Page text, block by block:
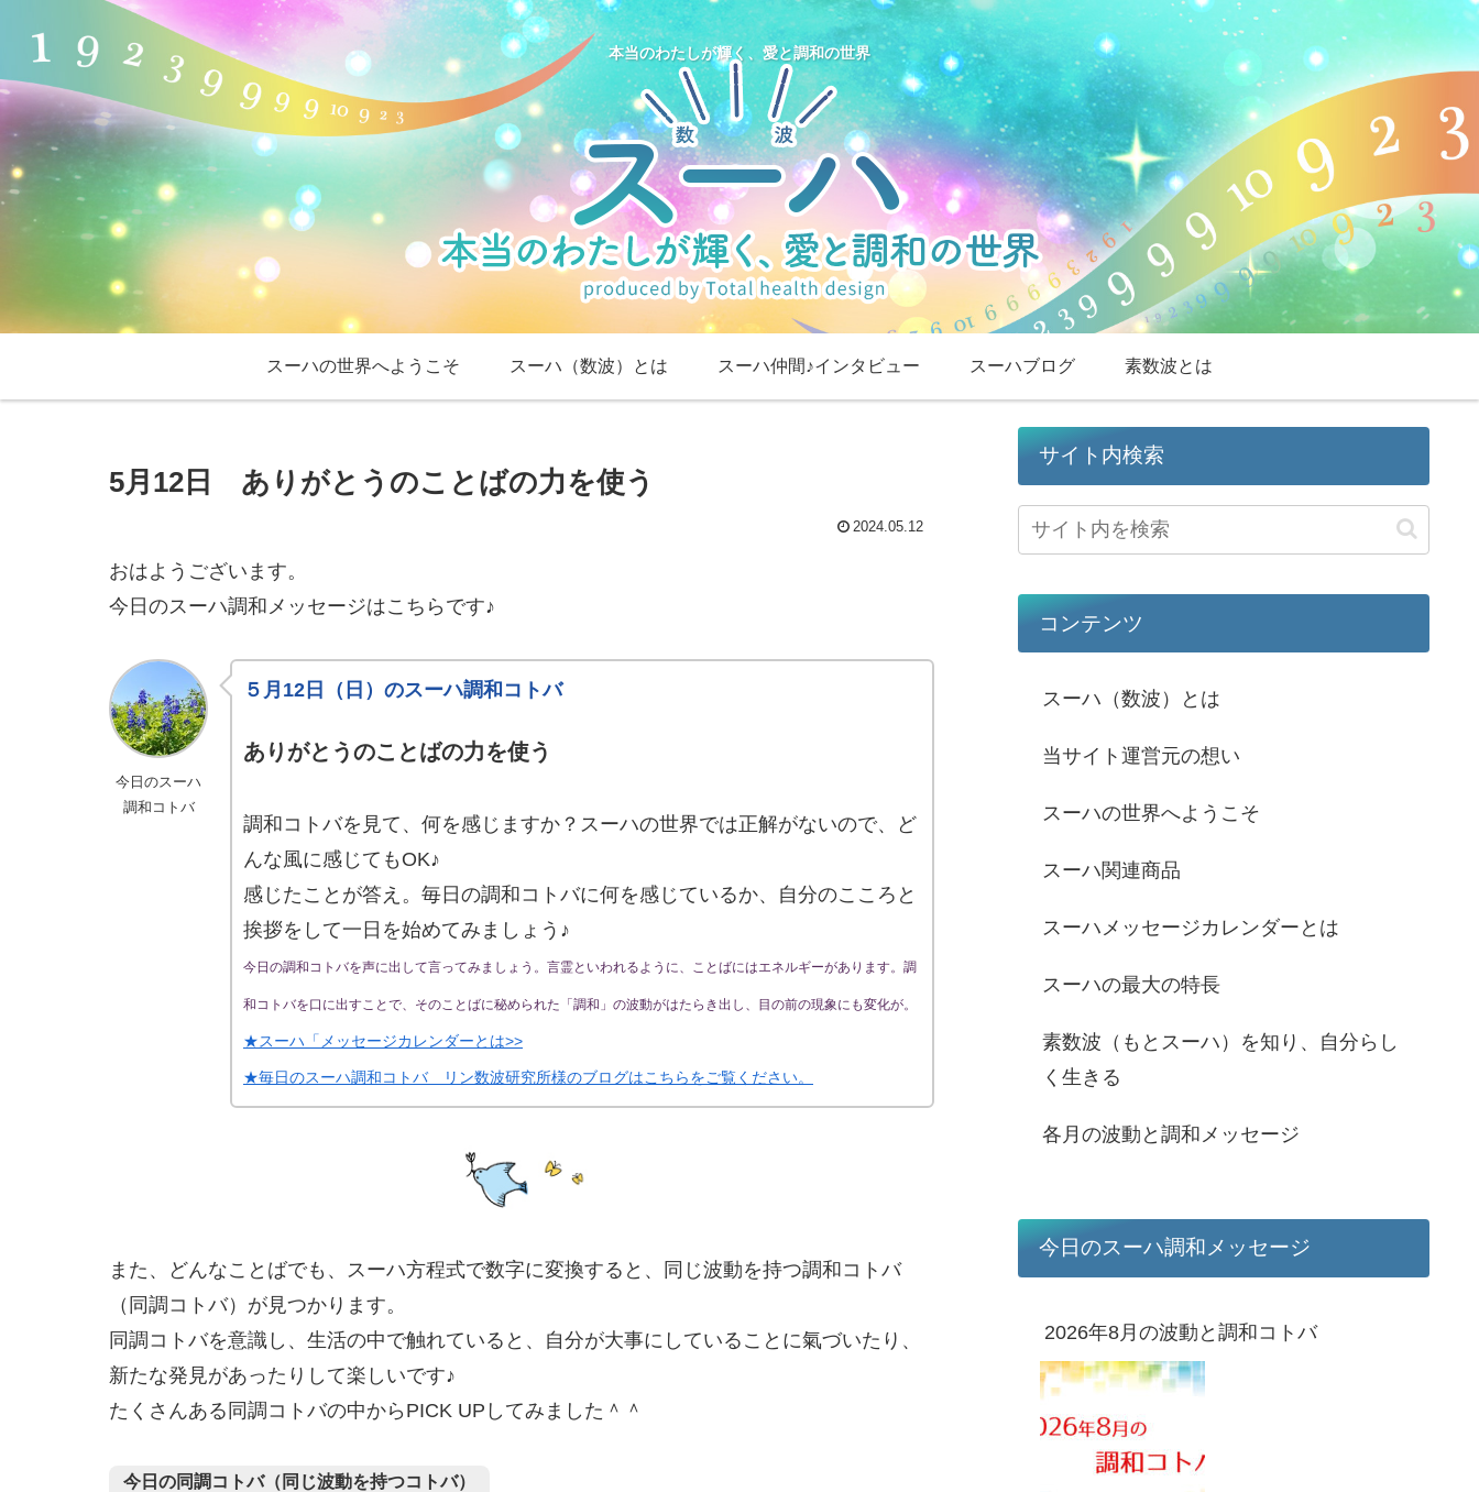
本当のわたしが輝く、愛と調和の世界
スーハの世界へようこそ スーハ（数波）とは スーハ仲間♪インタビュー スーハブログ 素数波とは
5月12日 ありがとうのことばの力を使う
2024.05.12
おはようございます。
今日のスーハ調和メッセージはこちらです♪
今日のスーハ
調和コトバ
５月12日（日）のスーハ調和コトバ
ありがとうのことばの力を使う
調和コトバを見て、何を感じますか？スーハの世界では正解がないので、ど
んな風に感じてもOK♪
感じたことが答え。毎日の調和コトバに何を感じているか、自分のこころと
挨拶をして一日を始めてみましょう♪
今日の調和コトバを声に出して言ってみましょう。言霊といわれるように、ことばにはエネルギーがあります。調
和コトバを口に出すことで、そのことばに秘められた「調和」の波動がはたらき出し、目の前の現象にも変化が。
★スーハ「メッセージカレンダーとは>>
★毎日のスーハ調和コトバ リン数波研究所様のブログはこちらをご覧ください。
また、どんなことばでも、スーハ方程式で数字に変換すると、同じ波動を持つ調和コトバ
（同調コトバ）が見つかります。
同調コトバを意識し、生活の中で触れていると、自分が大事にしていることに氣づいたり、
新たな発見があったりして楽しいです♪
たくさんある同調コトバの中からPICK UPしてみました＾＾
今日の同調コトバ（同じ波動を持つコトバ）
サイト内検索
コンテンツ
スーハ（数波）とは
当サイト運営元の想い
スーハの世界へようこそ
スーハ関連商品
スーハメッセージカレンダーとは
スーハの最大の特長
素数波（もとスーハ）を知り、自分らし
く生きる
各月の波動と調和メッセージ
今日のスーハ調和メッセージ
2026年8月の波動と調和コトバ